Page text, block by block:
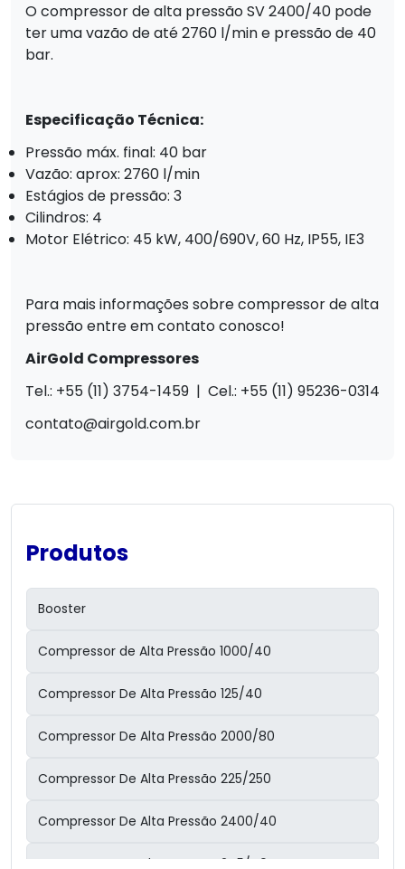
O compressor de alta pressão SV 2400/40 pode
ter uma vazão de até 2760 l/min e pressão de 40
bar.
Especificação Técnica:
Pressão máx. final: 40 bar
Vazão: aprox: 2760 l/min
Estágios de pressão: 3
Cilindros: 4
Motor Elétrico: 45 kW, 400/690V, 60 Hz, IP55, IE3
Para mais informações sobre compressor de alta
pressão entre em contato conosco!
AirGold Compressores
Tel.: +55 (11) 3754-1459 | Cel.: +55 (11) 95236-0314
contato@airgold.com.br
Produtos
Booster
Compressor de Alta Pressão 1000/40
Compressor De Alta Pressão 125/40
Compressor De Alta Pressão 2000/80
Compressor De Alta Pressão 225/250
Compressor De Alta Pressão 2400/40
Compressor De Alta Pressão 245/40